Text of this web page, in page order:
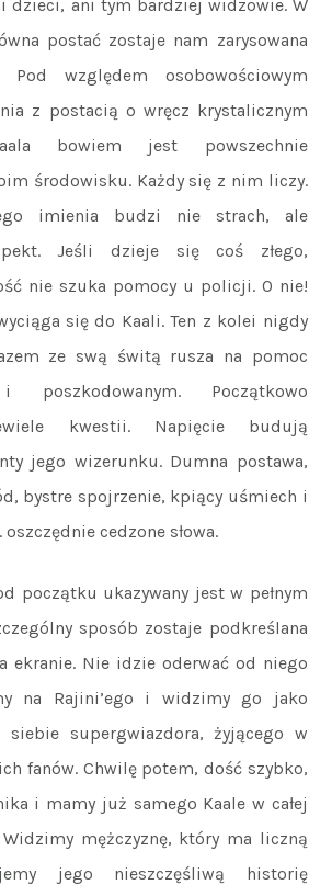
dzieci, ani tym bardziej widzowie. W
postać zostaje nam zarysowana
Pod względem osobowościowym
z postacią o wręcz krystalicznym
bowiem jest powszechnie
środowisku. Każdy się z nim liczy.
imienia budzi nie strach, ale
Jeśli dzieje się coś złego,
nie szuka pomocy u policji. O nie!
się do Kaali. Ten z kolei nigdy
ze swą świtą rusza na pomoc
poszkodowanym. Początkowo
kwestii. Napięcie budują
jego wizerunku. Dumna postawa,
bystre spojrzenie, kpiący uśmiech i
cedzone słowa.
początku ukazywany jest w pełnym
sposób zostaje podkreślana
ekranie. Nie idzie oderwać od niego
na Rajini’ego i widzimy go jako
siebie supergwiazdora, żyjącego w
fanów. Chwilę potem, dość szybko,
i mamy już samego Kaale w całej
Widzimy mężczyznę, który ma liczną
jego nieszczęśliwą historię